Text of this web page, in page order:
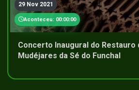
29 Nov 2021
Aconteceu: 00:00:00
Concerto Inaugural do Restauro
Mudéjares da Sé do Funchal